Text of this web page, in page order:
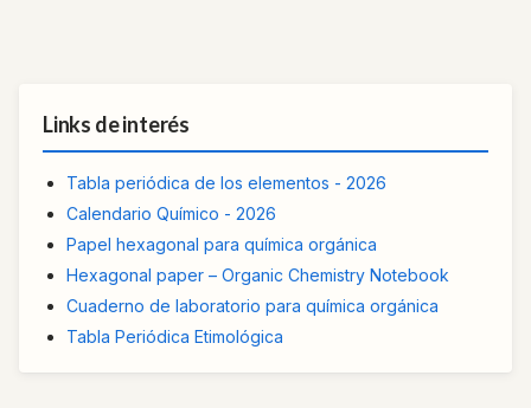
Links de interés
Tabla periódica de los elementos - 2026
Calendario Químico - 2026
Papel hexagonal para química orgánica
Hexagonal paper – Organic Chemistry Notebook
Cuaderno de laboratorio para química orgánica
Tabla Periódica Etimológica